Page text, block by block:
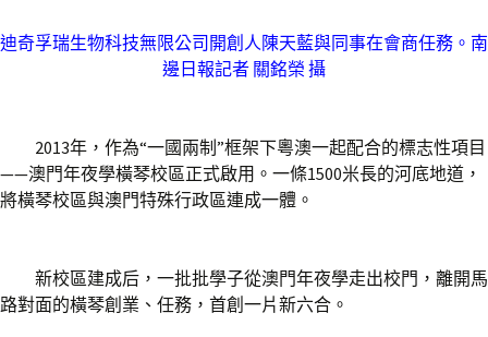
迪奇孚瑞生物科技無限公司開創人陳天藍與同事在會商任務。南
邊日報記者 關銘榮 攝
2013年，作為“一國兩制”框架下粵澳一起配合的標志性項目
——澳門年夜學橫琴校區正式啟用。一條1500米長的河底地道，
將橫琴校區與澳門特殊行政區連成一體。
新校區建成后，一批批學子從澳門年夜學走出校門，離開馬
路對面的橫琴創業、任務，首創一片新六合。